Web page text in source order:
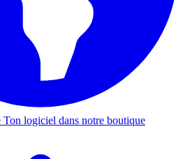
Ton logiciel dans notre boutique